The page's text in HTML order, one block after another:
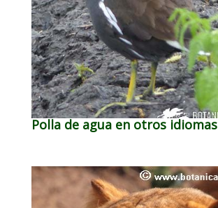
Polla de agua en otros idiomas